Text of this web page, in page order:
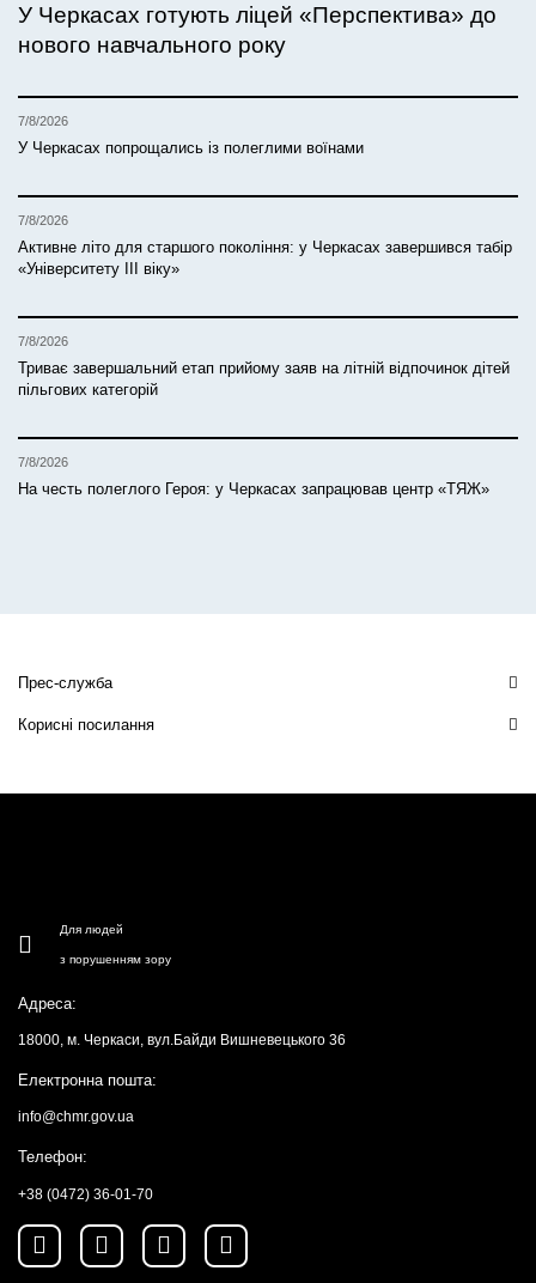
У Черкасах готують ліцей «Перспектива» до
нового навчального року
7/8/2026
У Черкасах попрощались із полеглими воїнами
7/8/2026
Активне літо для старшого покоління: у Черкасах завершився табір
«Університету ІІІ віку»
7/8/2026
Триває завершальний етап прийому заяв на літній відпочинок дітей
пільгових категорій
7/8/2026
На честь полеглого Героя: у Черкасах запрацював центр «ТЯЖ»
Прес-служба
Корисні посилання
Для людей
з порушенням зору
Адреса:
18000, м. Черкаси, вул.Байди Вишневецького 36
Електронна пошта:
info@chmr.gov.ua
Телефон:
+38 (0472) 36-01-70